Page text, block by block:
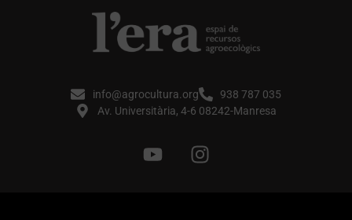
info@agrocultura.org
938 787 035
Av. Universitària, 4-6 08242-Manresa